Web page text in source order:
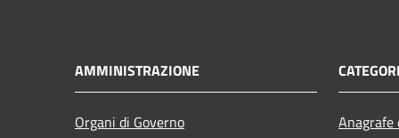
AMMINISTRAZIONE
Organi di Governo